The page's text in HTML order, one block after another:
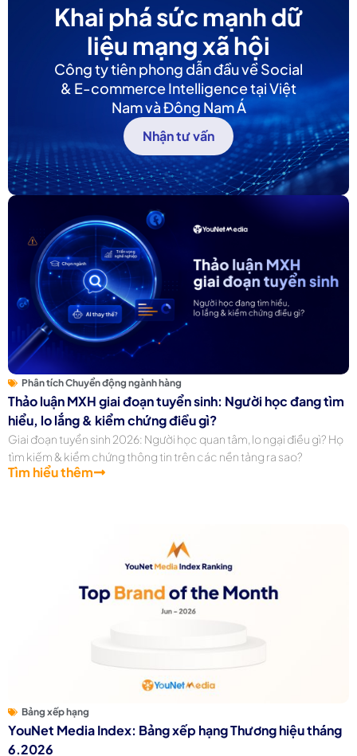
Khai phá sức mạnh dữ
liệu mạng xã hội
Công ty tiên phong dẫn đầu về Social
& E-commerce Intelligence tại Việt
Nam và Đông Nam Á
Nhận tư vấn
Phân tích Chuyển động ngành hàng
Thảo luận MXH giai đoạn tuyển sinh: Người học đang tìm
hiểu, lo lắng & kiểm chứng điều gì?
Giai đoạn tuyển sinh 2026: Người học quan tâm, lo ngại điều gì? Họ
tìm kiếm & kiểm chứng thông tin trên các nền tảng ra sao?
Tìm hiểu thêm
Bảng xếp hạng
YouNet Media Index: Bảng xếp hạng Thương hiệu tháng
6.2026